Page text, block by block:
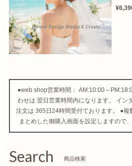
●web shop営業時間： AM:10:00～
わせは 翌日営業時間内になります。 イン
注文は 365日24時間受付ております。 ●複
まとめした御購入画面を設定しますので
Search 商品検索